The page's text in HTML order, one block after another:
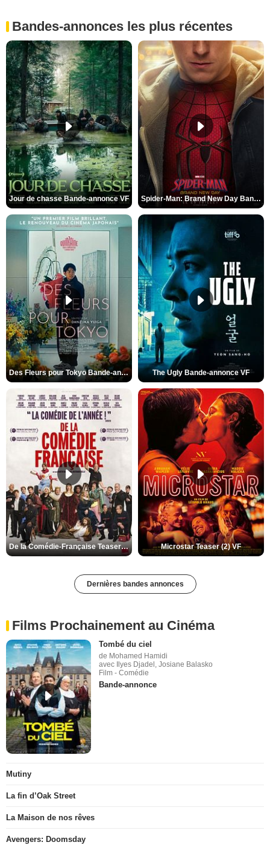
Bandes-annonces les plus récentes
Jour de chasse Bande-annonce VF Spider-Man: Brand New Day Bande-annonce (3) VO STFR
Des Fleurs pour Tokyo Bande-annonce VO STFR The Ugly Bande-annonce VF
De la Comédie-Française Teaser (3) VF Microstar Teaser (2) VF
Dernières bandes annonces
Films Prochainement au Cinéma
Tombé du ciel
de Mohamed Hamidi
avec Ilyes Djadel, Josiane Balasko
Film - Comédie
Bande-annonce
Mutiny
La fin d’Oak Street
La Maison de nos rêves
Avengers: Doomsday